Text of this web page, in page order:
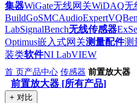
集器WiGate无线网关WiDAQ无
BuildGoSMCAudioExpert
LabSignalBench无线传感器
Optimus嵌入式网关测量配件测
装类软件NI LabVIEW
首 页产品中心 传感器 前置放大器
前置放大器 [所有产品]
+ 对比